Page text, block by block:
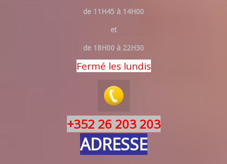
de 11H45 à 14H00
et
de 18H00 à 22H30
Fermé les lundis
+352 26 203 203
ADRESSE